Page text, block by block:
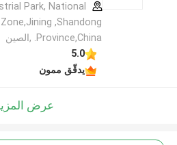
Park, National
,Shandong
Province,China. ,الصين
5.0
يدقّق ممون
عرض